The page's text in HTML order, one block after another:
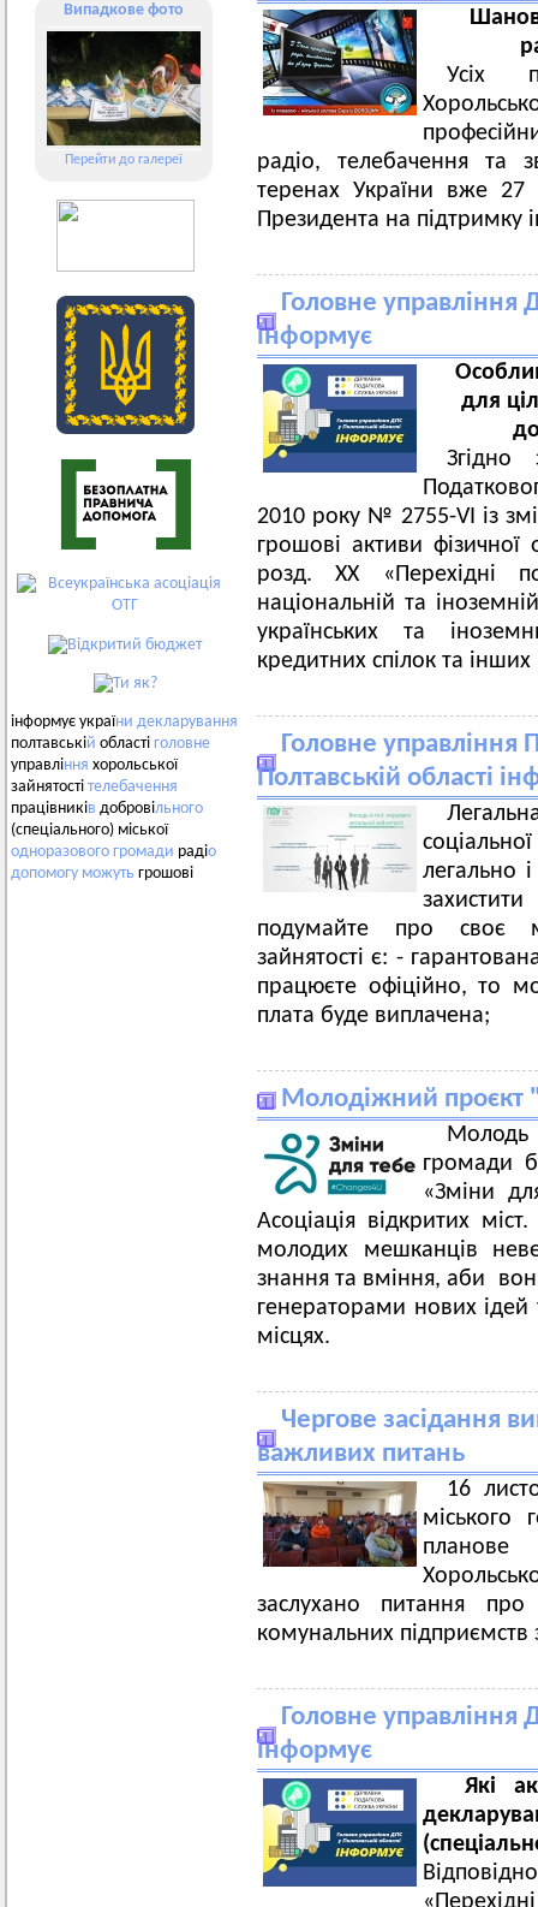
Випадкове фото
Перейти до галереї
інформує україни декларування
полтавській області головне
управління хорольської
зайнятості телебачення
працівників добровільного
(спеціального) міської
одноразового громади радіо
допомогу можуть грошові
Усіх
радіо, телебачення та
теренах України вже 27
Президента на підтримку
Головне управління
інформує
для
2010 року № 2755-VI із
грошові активи
розд. XX
національній та
українських та
кредитних спілок та
Головне управління
Полтавській області
легально
подумайте про своє
зайнятості є: -
працюєте офіційно, то
плата буде виплачена;
Молодіжний проєкт
Молодь
громади
«Зміни
Асоціація відкритих
молодих мешканців
знання та вміння, аби
генераторами нових
місцях.
Чергове засідання
важливих питань
16
міського
планове
заслухано питання про
комунальних підприємств
Головне управління
інформує
Які